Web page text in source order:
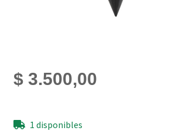
$3.500,00
1 disponibles